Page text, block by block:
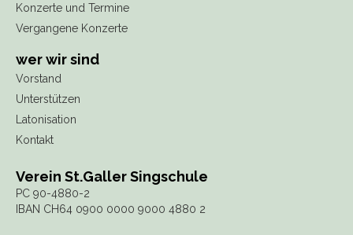
Konzerte und Termine
Vergangene Konzerte
wer wir sind
Vorstand
Unterstützen
Latonisation
Kontakt
Verein St.Galler Singschule
PC 90-4880-2
IBAN CH64 0900 0000 9000 4880 2